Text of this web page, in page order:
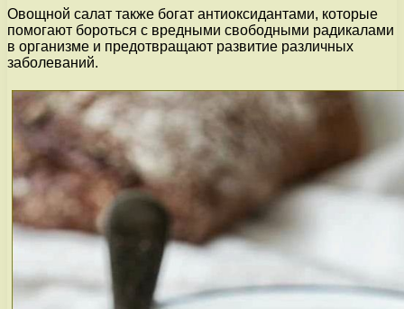
Овощной салат также богат антиоксидантами, которые
помогают бороться с вредными свободными радикалами
в организме и предотвращают развитие различных
заболеваний.